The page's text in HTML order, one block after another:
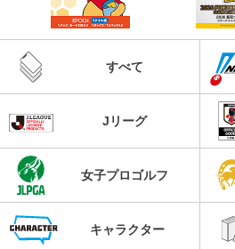
すべて
Jリーグ
女子プロゴルフ
キャラクター